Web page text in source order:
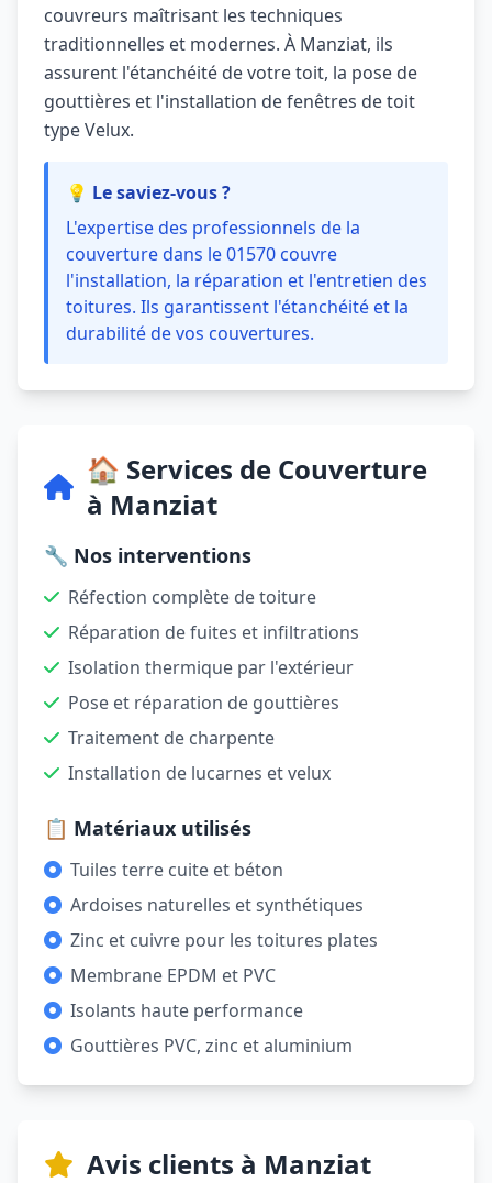
couvreurs maîtrisant les techniques
traditionnelles et modernes. À Manziat, ils
assurent l'étanchéité de votre toit, la pose de
gouttières et l'installation de fenêtres de toit
type Velux.
💡 Le saviez-vous ?
L'expertise des professionnels de la
couverture dans le 01570 couvre
l'installation, la réparation et l'entretien des
toitures. Ils garantissent l'étanchéité et la
durabilité de vos couvertures.
🏠 Services de Couverture
à Manziat
🔧 Nos interventions
Réfection complète de toiture
Réparation de fuites et infiltrations
Isolation thermique par l'extérieur
Pose et réparation de gouttières
Traitement de charpente
Installation de lucarnes et velux
📋 Matériaux utilisés
Tuiles terre cuite et béton
Ardoises naturelles et synthétiques
Zinc et cuivre pour les toitures plates
Membrane EPDM et PVC
Isolants haute performance
Gouttières PVC, zinc et aluminium
Avis clients à Manziat